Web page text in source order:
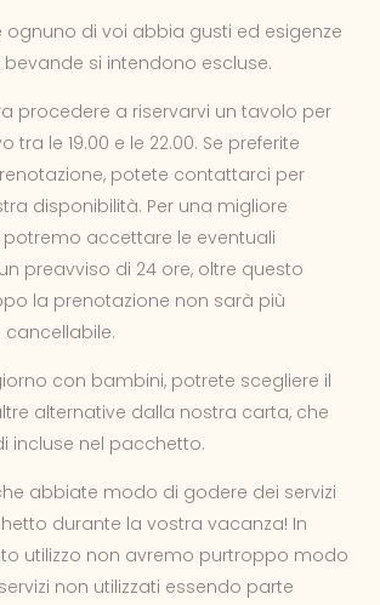
ognuno di voi abbia gusti ed esigenze
bevande si intendono escluse.
procedere a riservarvi un tavolo per
tra le 19.00 e le 22.00. Se preferite
potete contattarci per
disponibilità. Per una migliore
potremo accettare le eventuali
preavviso di 24 ore, oltre questo
la prenotazione non sarà più
con bambini, potrete scegliere il
alternative dalla nostra carta, che
incluse nel pacchetto.
abbiate modo di godere dei servizi
durante la vostra vacanza! In
utilizzo non avremo purtroppo modo
non utilizzati essendo parte